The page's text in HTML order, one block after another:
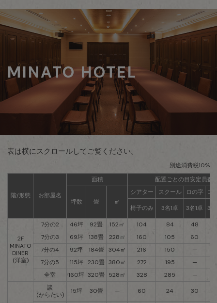
MINATO HOTEL
表は横にスクロールしてご覧ください。
別途消費税10%
階/形態 お部屋名
面積 配置ごとの目安定員数(
坪数 畳 ㎡
シアター スクール ロの字 コ
椅子のみ 3名1卓 3名1卓 3
2F
MINATO
DINER
(洋室)
7分の2 46坪 92畳 152㎡ 104 84 48
7分の3
69坪 138畳 228㎡ 160 105 60
7分の4
92坪 184畳 304㎡ 216 150 —
7分の5
115坪 230畳 380㎡ 272 195 —
全室
160坪 320畳 528㎡ 328 285 —
談
(からたい)
15坪 30畳 — 60 24 30